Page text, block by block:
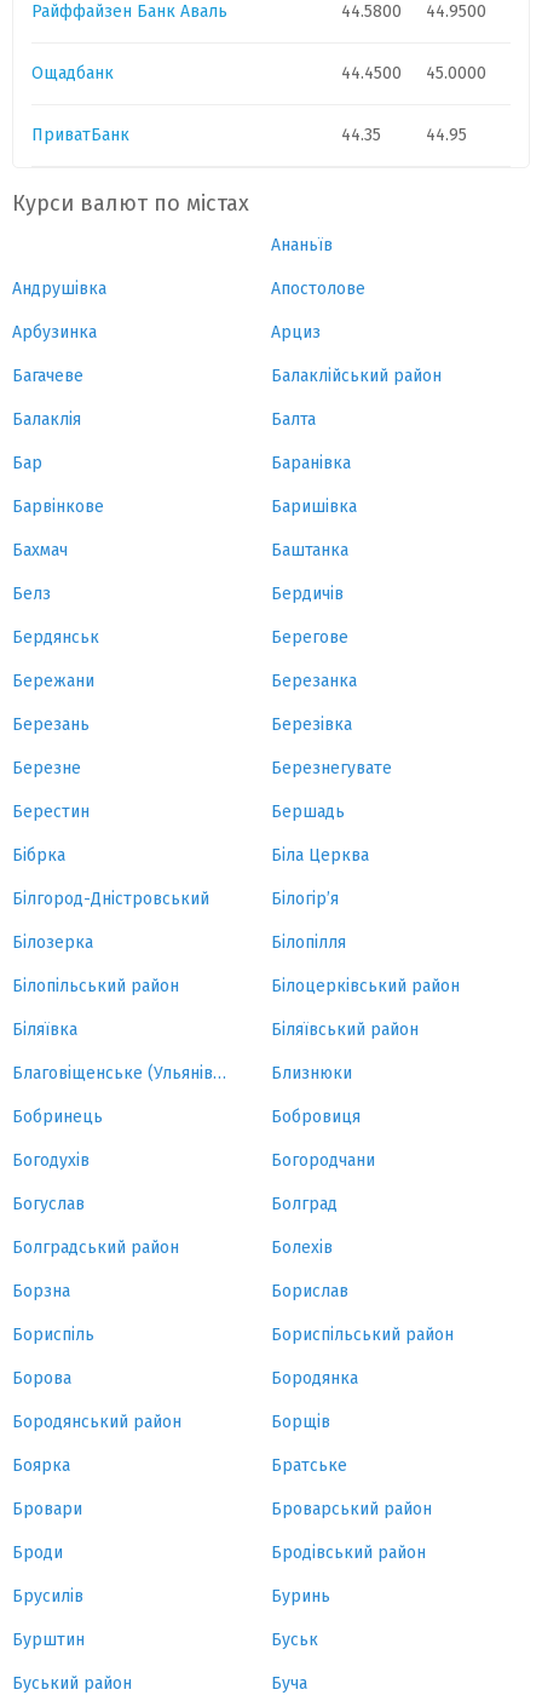
Райффайзен Банк Аваль 44.5800 44.9500
Ощадбанк 44.4500 45.0000
ПриватБанк 44.35 44.95
Курси валют по містах
Ананьїв
Андрушівка Апостолове
Арбузинка Арциз
Багачеве Балаклійський район
Балаклія Балта
Бар Баранівка
Барвінкове Баришівка
Бахмач Баштанка
Белз Бердичів
Бердянськ Берегове
Бережани Березанка
Березань Березівка
Березне Березнегувате
Берестин Бершадь
Бібрка Біла Церква
Білгород-Дністровський Білогір’я
Білозерка Білопілля
Білопільський район Білоцерківський район
Біляївка Біляївський район
Благовіщенське (Ульянівка) Близнюки
Бобринець Бобровиця
Богодухів Богородчани
Богуслав Болград
Болградський район Болехів
Борзна Борислав
Бориспіль Бориспільський район
Борова Бородянка
Бородянський район Борщів
Боярка Братське
Бровари Броварський район
Броди Бродівський район
Брусилів Буринь
Бурштин Буськ
Буський район Буча